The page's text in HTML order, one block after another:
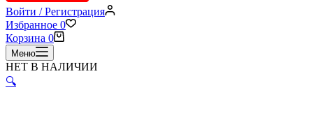
Войти / Регистрация
Избранное 0
Корзина 0
Меню
НЕТ В НАЛИЧИИ
🔍